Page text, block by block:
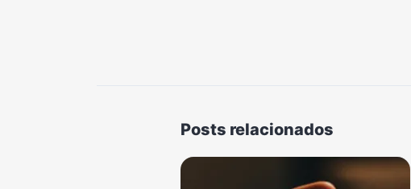
Posts relacionados